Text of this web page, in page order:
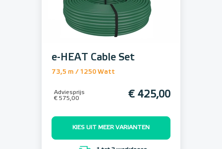
e-HEAT Cable Set
73,5 m / 1250 Watt
Adviesprijs
€ 575,00
€ 425,00
KIES UIT MEER VARIANTEN